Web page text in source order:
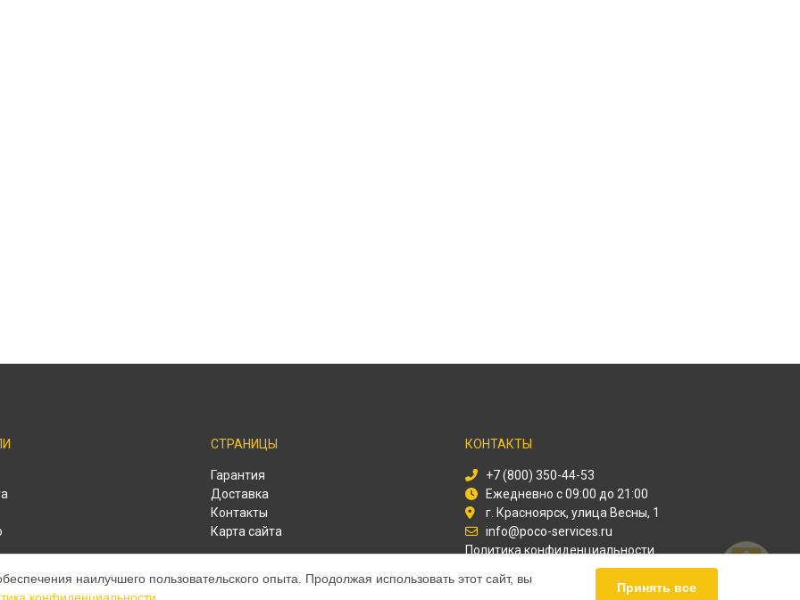
СТРАНИЦЫ
Гарантия
Доставка
Контакты
Карта сайта
КОНТАКТЫ
+7 (800) 350-44-53
Ежедневно с 09:00 до 21:00
г. Красноярск, улица Весны, 1
info@poco-services.ru
Политика конфиденциальности
Способы оплаты
наилучшего пользовательского опыта. Продолжая использовать этот сайт, вы
конфиденциальности
Принять все